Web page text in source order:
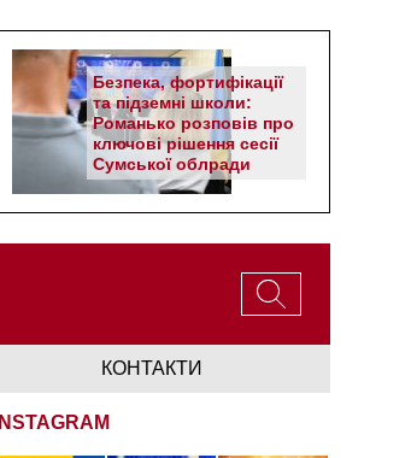
Безпека, фортифікації
та підземні школи:
Романько розповів про
ключові рішення сесії
Сумської облради
КОНТАКТИ
INSTAGRAM